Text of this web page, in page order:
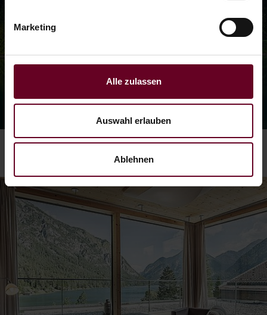
Marketing
Alle zulassen
Auswahl erlauben
Ablehnen